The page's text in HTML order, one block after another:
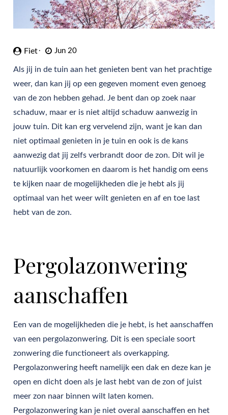
Fiet Jun 20
Als jij in de tuin aan het genieten bent van het prachtige
weer, dan kan jij op een gegeven moment even genoeg
van de zon hebben gehad. Je bent dan op zoek naar
schaduw, maar er is niet altijd schaduw aanwezig in
jouw tuin. Dit kan erg vervelend zijn, want je kan dan
niet optimaal genieten in je tuin en ook is de kans
aanwezig dat jij zelfs verbrandt door de zon. Dit wil je
natuurlijk voorkomen en daarom is het handig om eens
te kijken naar de mogelijkheden die je hebt als jij
optimaal van het weer wilt genieten en af en toe last
hebt van de zon.
Pergolazonwering
aanschaffen
Een van de mogelijkheden die je hebt, is het aanschaffen
van een pergolazonwering. Dit is een speciale soort
zonwering die functioneert als overkapping.
Pergolazonwering heeft namelijk een dak en deze kan je
open en dicht doen als je last hebt van de zon of juist
meer zon naar binnen wilt laten komen.
Pergolazonwering kan je niet overal aanschaffen en het